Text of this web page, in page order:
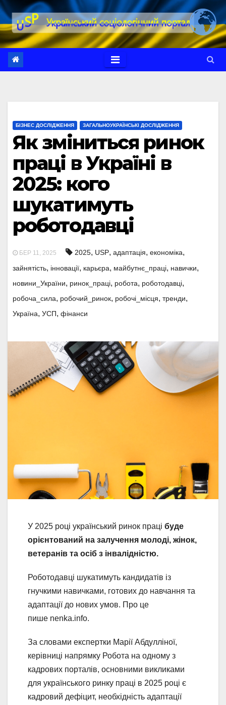
Перейти
до
вмісту
БІЗНЕС ДОСЛІДЖЕННЯ ЗАГАЛЬНОУКРАЇНСЬКІ ДОСЛІДЖЕННЯ
Як зміниться ринок
праці в Україні в
2025: кого
шукатимуть
роботодавці
БЕР 11, 2025 2025, USP, адаптація, економіка,
зайнятість, інновації, карьєра, майбутнє_праці, навички,
новини_України, ринок_праці, робота, роботодавці,
робоча_сила, робочий_ринок, робочі_місця, тренди,
Україна, УСП, фінанси
У 2025 році український ринок праці буде
орієнтований на залучення молоді, жінок,
ветеранів та осіб з інвалідністю.
Роботодавці шукатимуть кандидатів із
гнучкими навичками, готових до навчання та
адаптації до нових умов. Про це
пише nenka.info.
За словами експертки Марії Абдулліної,
керівниці напрямку Робота на одному з
кадрових порталів, основними викликами
для українського ринку праці в 2025 році є
кадровий дефіцит, необхідність адаптації